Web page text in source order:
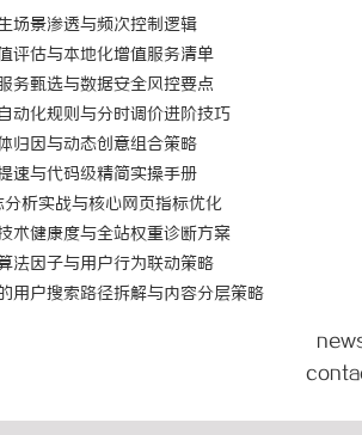
场景渗透与频次控制逻辑
评估与本地化增值服务清单
务甄选与数据安全风控要点
动化规则与分时调价进阶技巧
归因与动态创意组合策略
速与代码级精简实操手册
析实战与核心网页指标优化
术健康度与全站权重诊断方案
法因子与用户行为联动策略
用户搜索路径拆解与内容分层策略
贝净 AC 国际医疗实验